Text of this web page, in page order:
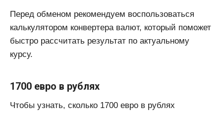
Перед обменом рекомендуем воспользоваться
калькулятором конвертера валют, который поможет
быстро рассчитать результат по актуальному
курсу.
1700 евро в рублях
Чтобы узнать, сколько 1700 евро в рублях